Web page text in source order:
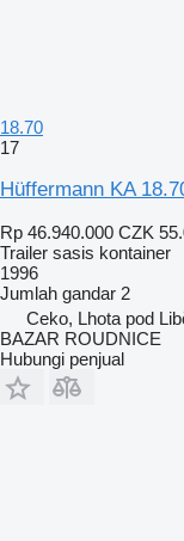
18.70
17
Hüffermann KA
Rp 46.940.000 CZK
Trailer sasis kontainer
1996
Jumlah gandar 2
Ceko, Lhota pod
BAZAR ROUDNICE
Hubungi penjual